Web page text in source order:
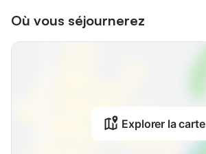
Où vous séjournerez
Explorer la carte